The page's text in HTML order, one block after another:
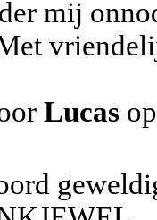
mij
Lucas